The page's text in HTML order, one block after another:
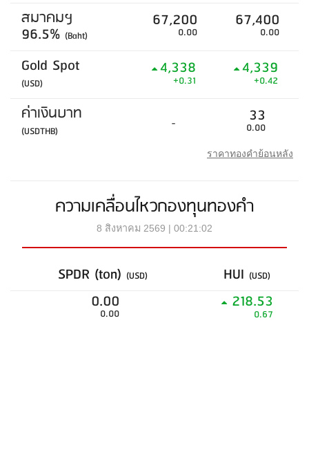
สมาคมฯ
96.5% (Baht)
67,200
0.00
67,400
0.00
Gold Spot
(USD)
4,338
+0.31
4,339
+0.42
ค่าเงินบาท
(USDTHB) - 33
0.00
ราคาทองคำย้อนหลัง
ความเคลื่อนไหวกองทุนทองคำ
8 สิงหาคม 2569 | 00:21:02
SPDR (ton) (USD) HUI (USD)
0.00
0.00
218.53
0.67